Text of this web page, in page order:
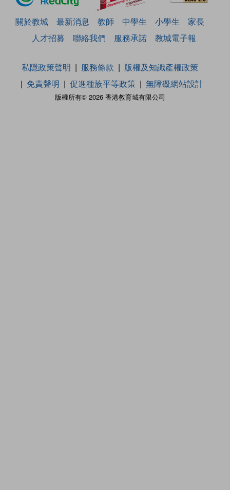
關於教城 最新消息 教師 中學生 小學生
家長
人才招募
聯絡我們 服務承諾 教城電子報
版權所有© 2026 香港教育城有限公司
私隱政策聲明 服務條款
版權及知識產權政策
免責聲明
促進種族平等政策 無障礙網站設計